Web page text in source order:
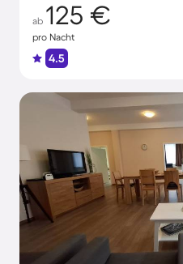
ab 125 €
pro Nacht
4.5